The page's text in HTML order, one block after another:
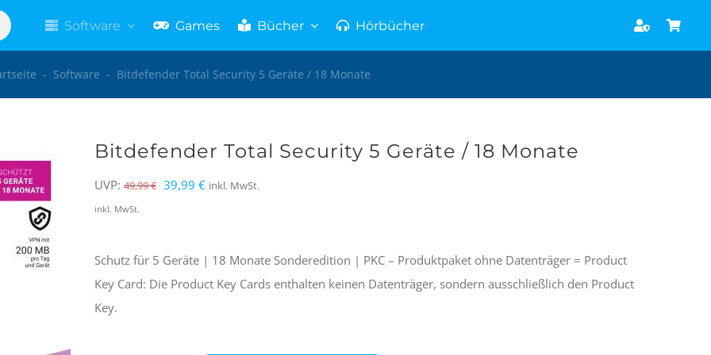
Software Games Bücher Hörbücher
- Software - Bitdefender Total Security 5 Geräte / 18 Monate
Bitdefender Total Security 5 Geräte / 18 Monate
UVP: 49,99€ Ursprünglicher
49,99 €
39,99 €Aktueller
39,99 €.
inkl. MwSt.
inkl. MwSt.
Schutz für 5 Geräte | 18 Monate Sonderedition | PKC – Produktpaket ohne Datenträger = Product
Key Card: Die Product Key Cards enthalten keinen Datenträger, sondern ausschließlich den Product
Key.